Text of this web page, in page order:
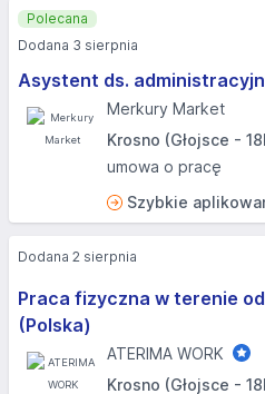
Asystent ds.
Merkury Market
Krosno (Głojsce -
umowa o pracę
Szybkie
Polecana
Dodana 3 sierpnia
Praca fizyczna w terenie
(Polska)
ATERIMA WORK
Krosno (Głojsce -
Dodana 2 sierpnia